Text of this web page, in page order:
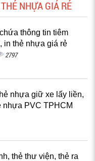
NHỰA GIÁ RẺ
thông tin tiêm
in thẻ nhựa giá rẻ
2797
nhựa giữ xe lấy liền,
nhựa PVC TPHCM
thẻ thư viện, thẻ ra